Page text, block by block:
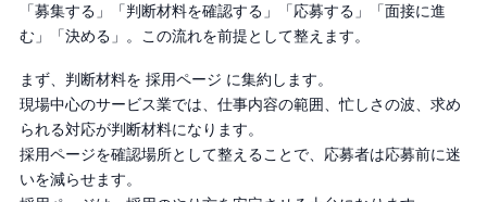
「募集する」「判断材料を確認する」「応募する」「面接に進
む」「決める」。この流れを前提として整えます。
まず、判断材料を 採用ページ に集約します。
現場中心のサービス業では、仕事内容の範囲、忙しさの波、求め
られる対応が判断材料になります。
採用ページを確認場所として整えることで、応募者は応募前に迷
いを減らせます。